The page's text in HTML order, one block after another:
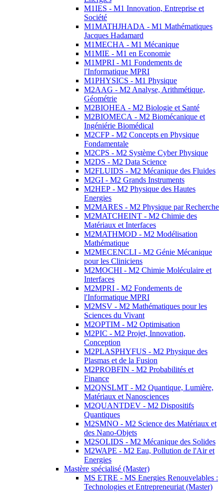
M1IES - M1 Innovation, Entreprise et
Société
M1MATHJHADA - M1 Mathématiques
Jacques Hadamard
M1MECHA - M1 Mécanique
M1MIE - M1 en Economie
M1MPRI - M1 Fondements de
l'Informatique MPRI
M1PHYSICS - M1 Physique
M2AAG - M2 Analyse, Arithmétique,
Géométrie
M2BIOHEA - M2 Biologie et Santé
M2BIOMECA - M2 Biomécanique et
Ingéniérie Biomédical
M2CFP - M2 Concepts en Physique
Fondamentale
M2CPS - M2 Système Cyber Physique
M2DS - M2 Data Science
M2FLUIDS - M2 Mécanique des Fluides
M2GI - M2 Grands Instruments
M2HEP - M2 Physique des Hautes
Energies
M2MARES - M2 Physique par Recherche
M2MATCHEINT - M2 Chimie des
Matériaux et Interfaces
M2MATHMOD - M2 Modélisation
Mathématique
M2MECENCLI - M2 Génie Mécanique
pour les Cliniciens
M2MOCHI - M2 Chimie Moléculaire et
Interfaces
M2MPRI - M2 Fondements de
l'Informatique MPRI
M2MSV - M2 Mathématiques pour les
Sciences du Vivant
M2OPTIM - M2 Optimisation
M2PIC - M2 Projet, Innovation,
Conception
M2PLASPHYFUS - M2 Physique des
Plasmas et de la Fusion
M2PROBFIN - M2 Probabilités et
Finance
M2QNSLMT - M2 Quantique, Lumière,
Matériaux et Nanosciences
M2QUANTDEV - M2 Dispositifs
Quantiques
M2SMNO - M2 Science des Matériaux et
des Nano-Objets
M2SOLIDS - M2 Mécanique des Solides
M2WAPE - M2 Eau, Pollution de l'Air et
Energies
Mastère spécialisé (Master)
MS ETRE - MS Energies Renouvelables :
Technologies et Entrepreneuriat (Master)